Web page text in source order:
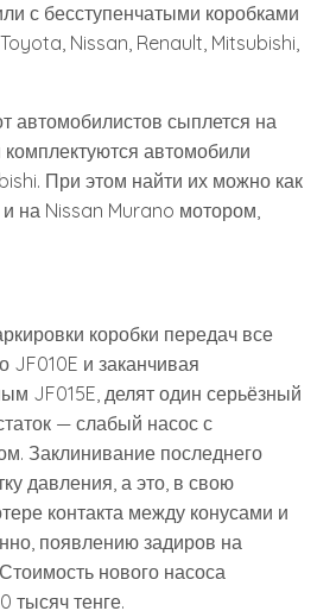
с бесступенчатыми коробками
Nissan, Renault, Mitsubishi,
автомобилистов сыплется на
автомобили
При этом найти их можно как
и на Nissan Murano мотором,
коробки передач все
JF010E и заканчивая
JF015E, делят один серьёзный
— слабый насос с
Заклинивание последнего
давления, а это, в свою
контакта между конусами и
появлению задиров на
нового насоса
тысяч тенге.